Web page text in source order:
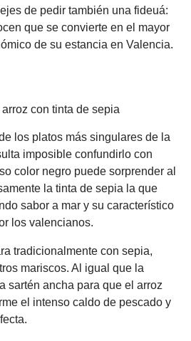
de pedir también una fideuá:
que se convierte en el mayor
de su estancia en Valencia.
los platos más singulares de la
imposible confundirlo con
color negro puede sorprender al
la tinta de sepia la que
sabor a mar y su característico
los valencianos.
tradicionalmente con sepia,
mariscos. Al igual que la
sartén ancha para que el arroz
el intenso caldo de pescado y